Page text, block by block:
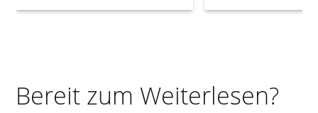
Bereit zum Weiterlesen?